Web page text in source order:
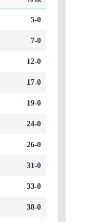
5-0
7-0
12-0
17-0
19-0
24-0
26-0
31-0
33-0
38-0